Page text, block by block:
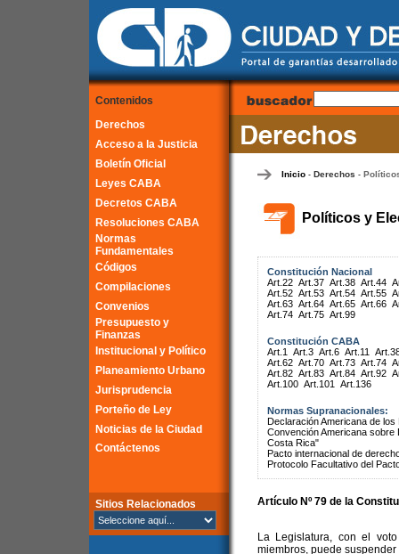
Contenidos
Derechos
Acceso a la Justicia
Boletín Oficial
Leyes CABA
Decretos CABA
Resoluciones CABA
Normas
Fundamentales
Códigos
Compilaciones
Convenios
Presupuesto y
Finanzas
Institucional y Político
Planeamiento Urbano
Jurisprudencia
Porteño de Ley
Noticias de la Ciudad
Contáctenos
Sitios Relacionados
Inicio- Derechos -
Políticos y
Constitución Nacional
Art.22 Art.37 Art.38 Art.44
Art.52 Art.53 Art.54 Art.55
Art.63 Art.64 Art.65 Art.66
Art.74 Art.75 Art.99
Constitución CABA
Art.1
Art.3 Art.6 Art.11
Art.62 Art.70 Art.73 Art.74
Art.82 Art.83 Art.84 Art.92
Art.100 Art.101 Art.136
Normas Supranacionales:
Declaración Americana de
Convención Americana
Costa Rica"
Pacto internacional de
Protocolo Facultativo del
Artículo Nº 79 de la
La Legislatura, con el
miembros, puede